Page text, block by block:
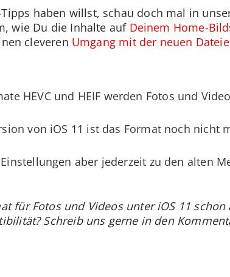
haben willst, schau doch mal in
wie Du die Inhalte auf Deinem Home-
cleveren Umgang mit der neuen
HEVC und HEIF werden Fotos und
von iOS 11 ist das Format noch nicht
aber jederzeit zu den alten
für Fotos und Videos unter iOS 11
Schreib uns gerne in den